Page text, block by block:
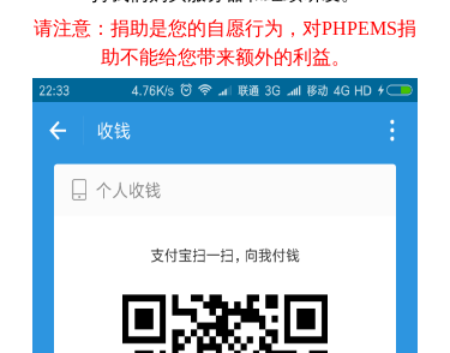
请注意：捐助是您的自愿行为，对PHPEMS捐
助不能给您带来额外的利益。